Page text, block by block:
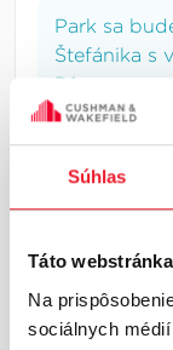
Súhlas
Táto
Na
sociálnych
Park sa
Štefánika s
D1.
Bratislava a
Bratislava a
najlikvidnejší